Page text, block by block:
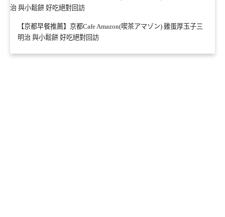
【京都早餐推薦】京都Cafe Amazon(喫茶アマゾン) 雞蛋厚玉子三
明治 與小鬆餅 好吃絕對回訪